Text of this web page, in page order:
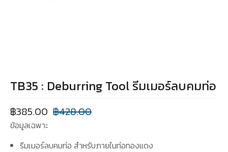
TB35 : Deburring Tool รีมเมอร์ลบคมท่อ
฿428.00
฿385.00
ข้อมูลเฉพาะ
รีมเมอร์ลบคมท่อ สำหรับภายในท่อทองแดง